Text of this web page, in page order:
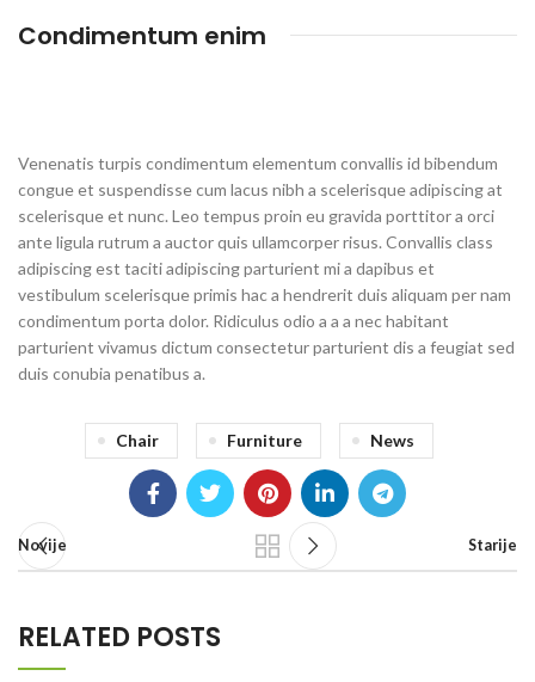
Condimentum enim
Venenatis turpis condimentum elementum convallis id bibendum
congue et suspendisse cum lacus nibh a scelerisque adipiscing at
scelerisque et nunc. Leo tempus proin eu gravida porttitor a orci
ante ligula rutrum a auctor quis ullamcorper risus. Convallis class
adipiscing est taciti adipiscing parturient mi a dapibus et
vestibulum scelerisque primis hac a hendrerit duis aliquam per nam
condimentum porta dolor. Ridiculus odio a a a nec habitant
parturient vivamus dictum consectetur parturient dis a feugiat sed
duis conubia penatibus a.
Chair Furniture News
Novije Starije
RELATED POSTS